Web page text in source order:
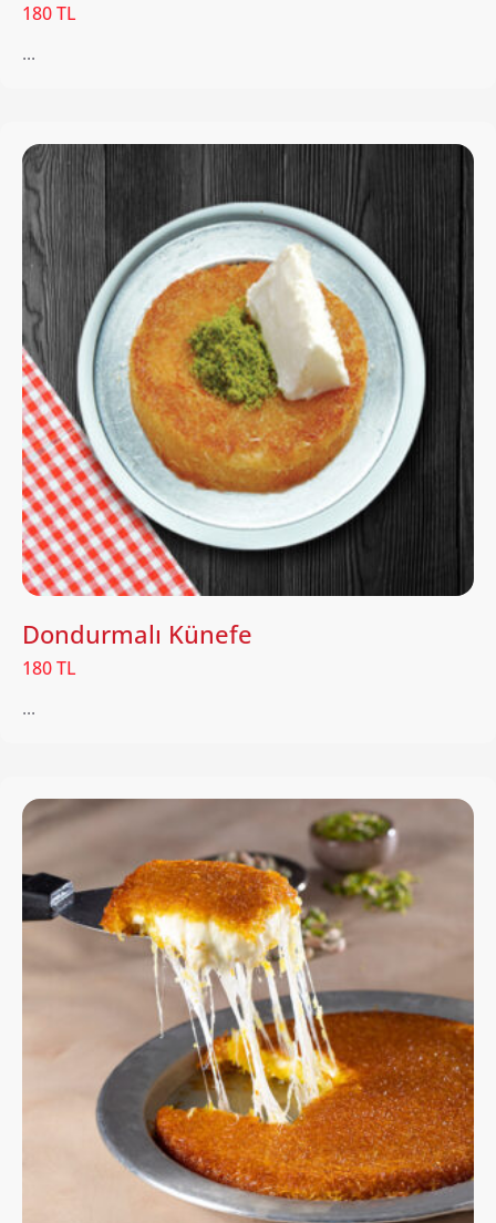
180 TL
...
Dondurmalı Künefe
180 TL
...